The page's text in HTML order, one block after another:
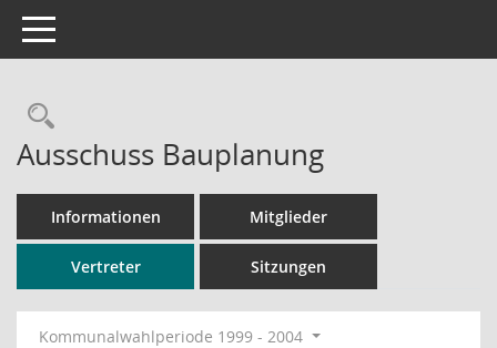
Toggle navigation
Rechercheauswahl
Ausschuss Bauplanung
Informationen Mitglieder
Vertreter Sitzungen
Kommunalwahlperiode 1999 - 2004